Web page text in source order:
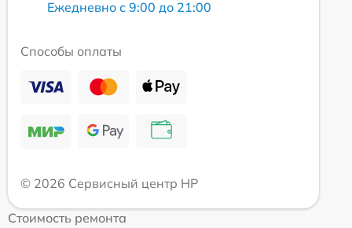
Ежедневно с 9:00 до 21:00
Способы оплаты
© 2026 Сервисный центр HP
Стоимость ремонта